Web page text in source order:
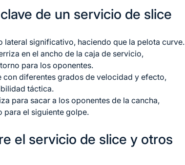
de un servicio de slice
lateral significativo, haciendo que la pelota curve.
en el ancho de la caja de servicio,
para los oponentes.
con diferentes grados de velocidad y efecto,
táctica.
para sacar a los oponentes de la cancha,
para el siguiente golpe.
el servicio de slice y otros